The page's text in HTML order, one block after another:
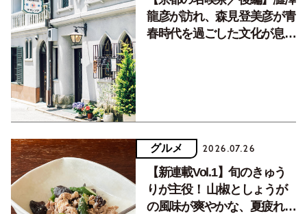
龍彦が訪れ、森見登美彦が青
春時代を過ごした文化が息づ
グルメ 2026.07.26
【新連載Vol.1】旬のきゅう
りが主役！ 山椒としょうが
の風味が爽やかな、夏疲れを